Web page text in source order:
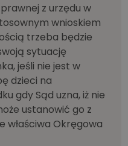
z urzędu w
wnioskiem
trzeba będzie
sytuację
jeśli nie jest w
dzieci na
gdy Sąd uzna, iż nie
ustanowić go z
właściwa Okręgowa